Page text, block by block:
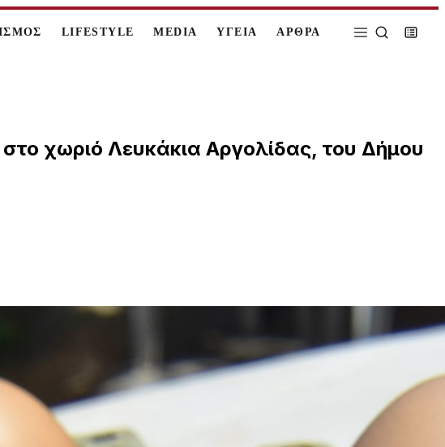
LIFESTYLE MEDIA ΥΓΕΙΑ ΑΡΘΡΑ
χωριό Λευκάκια Αργολίδας, του Δήμου